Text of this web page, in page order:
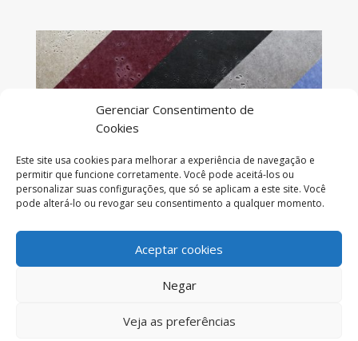
Gerenciar Consentimento de
Cookies
Este site usa cookies para melhorar a experiência de navegação e
permitir que funcione corretamente. Você pode aceitá-los ou
personalizar suas configurações, que só se aplicam a este site. Você
pode alterá-lo ou revogar seu consentimento a qualquer momento.
Aceptar cookies
Negar
Veja as preferências
BETON INNOVUS COLOURED MDF
Copyright © 2020 Maderas Unidas -Política de Cookies